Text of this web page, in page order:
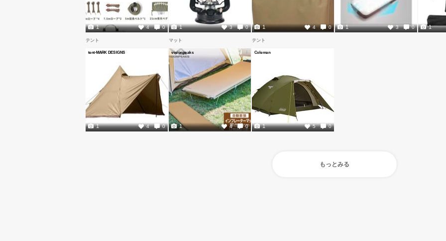
4 0
1 3 0
1 4 0
1 3 0
1 1
テント
tent-MARK DESIGNS
4 0
1
マット
visionpeaks
4 0
1
テント
Coleman
5 0
1
もっとみる